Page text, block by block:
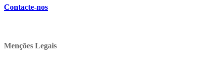
Contacte-nos
Menções Legais